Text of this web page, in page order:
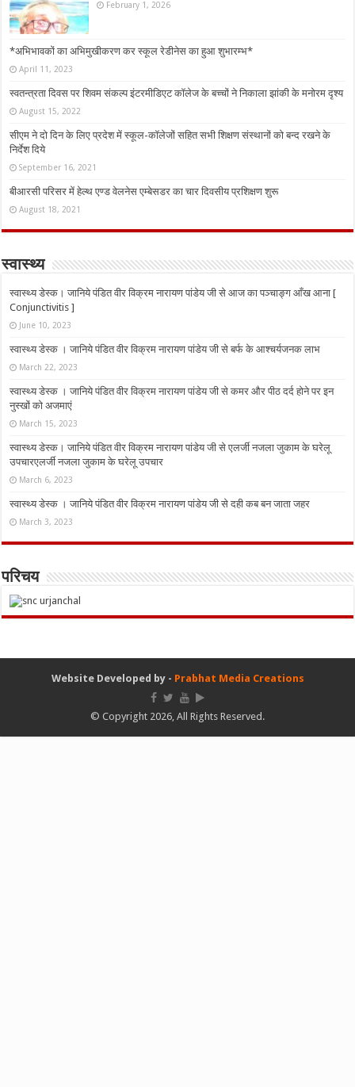
February 1, 2026
*अभिभावकों का अभिमुखीकरण कर स्कूल रेडीनेस का हुआ शुभारम्भ*
April 11, 2023
स्वतन्त्रता दिवस पर शिवम संकल्प इंटरमीडिएट कॉलेज के बच्चों ने निकाला झांकी के मनोरम दृश्य
August 15, 2022
सीएम ने दो दिन के लिए प्रदेश में स्कूल-कॉलेजों सहित सभी शिक्षण संस्थानों को बन्द रखने के
निर्देश दिये
September 16, 2021
बीआरसी परिसर में हेल्थ एण्ड वेलनेस एम्बेसडर का चार दिवसीय प्रशिक्षण शुरू
August 18, 2021
स्वास्थ्य
स्वास्थ्य डेस्क। जानिये पंडित वीर विक्रम नारायण पांडेय जी से आज का पञ्चाङ्ग आँख आना [
Conjunctivitis ]
June 10, 2023
स्वास्थ्य डेस्क । जानिये पंडित वीर विक्रम नारायण पांडेय जी से बर्फ के आश्चर्यजनक लाभ
March 22, 2023
स्वास्थ्य डेस्क । जानिये पंडित वीर विक्रम नारायण पांडेय जी से कमर और पीठ दर्द होने पर इन
नुस्‍खों को अजमाएं
March 15, 2023
स्वास्थ्य डेस्क। जानिये पंडित वीर विक्रम नारायण पांडेय जी से एलर्जी नजला जुकाम के घरेलू
उपचारएलर्जी नजला जुकाम के घरेलू उपचार
March 6, 2023
स्वास्थ्य डेस्क । जानिये पंडित वीर विक्रम नारायण पांडेय जी से दही कब बन जाता जहर
March 3, 2023
परिचय
Website Developed by - Prabhat Media Creations
© Copyright 2026, All Rights Reserved.